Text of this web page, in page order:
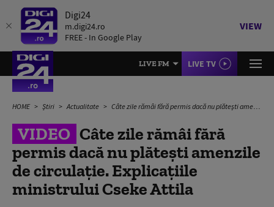
Digi24
m.digi24.ro
FREE - In Google Play
VIEW
LIVE FM LIVE TV
HOME Știri Actualitate Câte zile rămâi fără permis dacă nu plătești amenzile de circulație. Explicațiile ministrului Cseke Attila
VIDEO Câte zile rămâi fără
permis dacă nu plătești amenzile
de circulație. Explicațiile
ministrului Cseke Attila